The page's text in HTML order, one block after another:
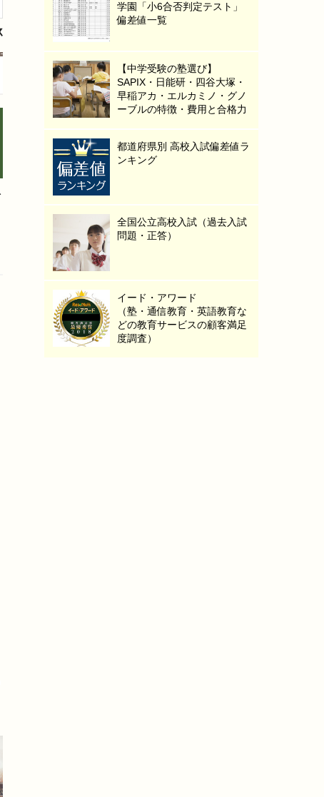
学園「小6合否判定テスト」
偏差値一覧
【中学受験の塾選び】
SAPIX・日能研・四谷大塚・
早稲アカ・エルカミノ・グノ
ーブルの特徴・費用と合格力
都道府県別 高校入試偏差値ラ
ンキング
全国公立高校入試（過去入試
問題・正答）
イード・アワード
（塾・通信教育・英語教育な
どの教育サービスの顧客満足
度調査）